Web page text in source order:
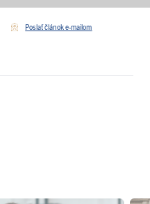
Poslať článok e-mailom